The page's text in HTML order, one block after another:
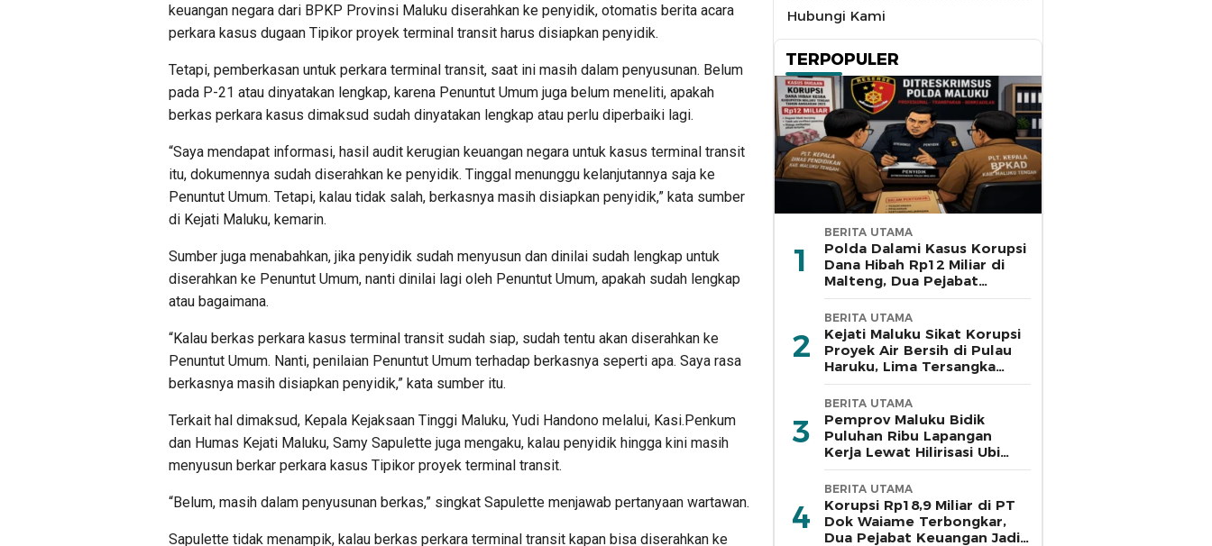
keuangan negara dari BPKP Provinsi Maluku diserahkan ke penyidik, otomatis berita acara
perkara kasus dugaan Tipikor proyek terminal transit harus disiapkan penyidik.
Tetapi, pemberkasan untuk perkara terminal transit, saat ini masih dalam penyusunan. Belum
pada P-21 atau dinyatakan lengkap, karena Penuntut Umum juga belum meneliti, apakah
berkas perkara kasus dimaksud sudah dinyatakan lengkap atau perlu diperbaiki lagi.
“Saya mendapat informasi, hasil audit kerugian keuangan negara untuk kasus terminal transit
itu, dokumennya sudah diserahkan ke penyidik. Tinggal menunggu kelanjutannya saja ke
Penuntut Umum. Tetapi, kalau tidak salah, berkasnya masih disiapkan penyidik,” kata sumber
di Kejati Maluku, kemarin.
Sumber juga menabahkan, jika penyidik sudah menyusun dan dinilai sudah lengkap untuk
diserahkan ke Penuntut Umum, nanti dinilai lagi oleh Penuntut Umum, apakah sudah lengkap
atau bagaimana.
“Kalau berkas perkara kasus terminal transit sudah siap, sudah tentu akan diserahkan ke
Penuntut Umum. Nanti, penilaian Penuntut Umum terhadap berkasnya seperti apa. Saya rasa
berkasnya masih disiapkan penyidik,” kata sumber itu.
Terkait hal dimaksud, Kepala Kejaksaan Tinggi Maluku, Yudi Handono melalui, Kasi.Penkum
dan Humas Kejati Maluku, Samy Sapulette juga mengaku, kalau penyidik hingga kini masih
menyusun berkar perkara kasus Tipikor proyek terminal transit.
“Belum, masih dalam penyusunan berkas,” singkat Sapulette menjawab pertanyaan wartawan.
Sapulette tidak menampik, kalau berkas perkara terminal transit kapan bisa diserahkan ke
Hubungi Kami
TERPOPULER
1
BERITA UTAMA
Polda Dalami Kasus Korupsi
Dana Hibah Rp12 Miliar di
Malteng, Dua Pejabat
Pemkab Diperiksa
2
BERITA UTAMA
Kejati Maluku Sikat Korupsi
Proyek Air Bersih di Pulau
Haruku, Lima Tersangka
Ditahan
3
BERITA UTAMA
Pemprov Maluku Bidik
Puluhan Ribu Lapangan
Kerja Lewat Hilirisasi Ubi
Kayu di Bursel
4
BERITA UTAMA
Korupsi Rp18,9 Miliar di PT
Dok Waiame Terbongkar,
Dua Pejabat Keuangan Jadi